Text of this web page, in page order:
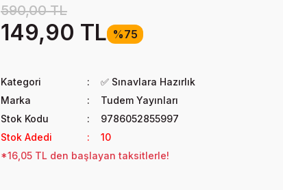
590,00 TL
149,90 TL %75
Kategori
✅ Sınavlara Hazırlık
Marka
Tudem Yayınları
Stok Kodu
9786052855997
Stok Adedi
10
*16,05 TL den başlayan taksitlerle!